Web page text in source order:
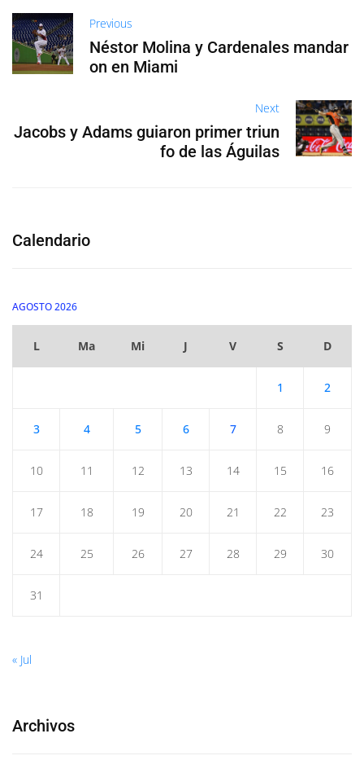
Previous
Néstor Molina y Cardenales mandar
on en Miami
Next
Jacobs y Adams guiaron primer triun
fo de las Águilas
Calendario
AGOSTO 2026
L Ma Mi J V S D
1 2
3 4 5 6 7 8 9
10 11 12 13 14 15 16
17 18 19 20 21 22 23
24 25 26 27 28 29 30
31
« Jul
Archivos